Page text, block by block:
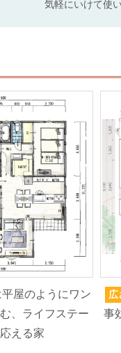
気軽にいけて使
屋のようにワン
、ライフステー
える家
広
事